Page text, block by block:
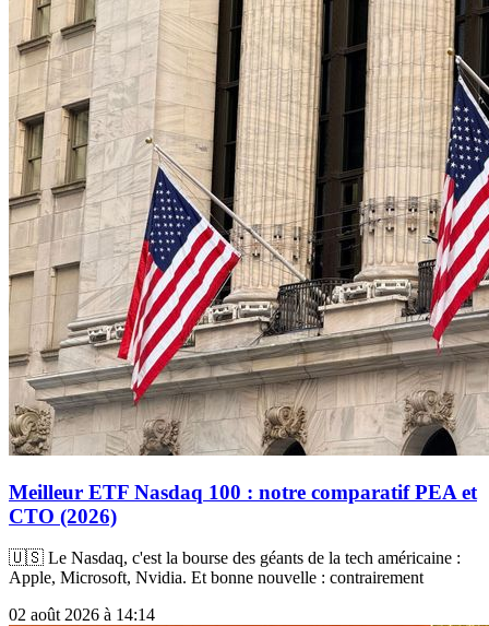
Meilleur ETF Nasdaq 100 : notre comparatif PEA et
CTO (2026)
🇺🇸 Le Nasdaq, c'est la bourse des géants de la tech américaine :
Apple, Microsoft, Nvidia. Et bonne nouvelle : contrairement
02 août 2026 à 14:14